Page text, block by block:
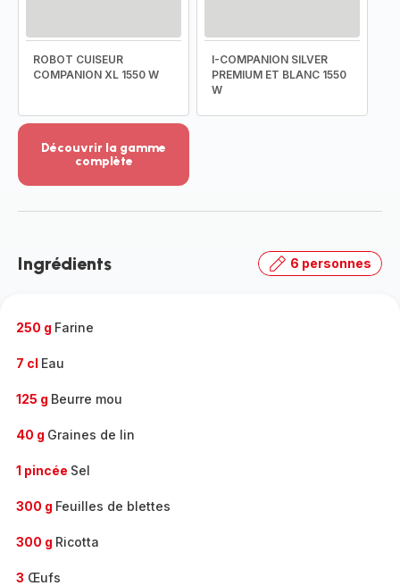
ROBOT CUISEUR
COMPANION XL 1550 W
I-COMPANION SILVER
PREMIUM ET BLANC 1550
W
Découvrir la gamme
complète
-
gamme
Ingrédients 6 personnes
250 g Farine
7 cl Eau
125 g Beurre mou
40 g Graines de lin
1 pincée Sel
300 g Feuilles de blettes
300 g Ricotta
3 Œufs